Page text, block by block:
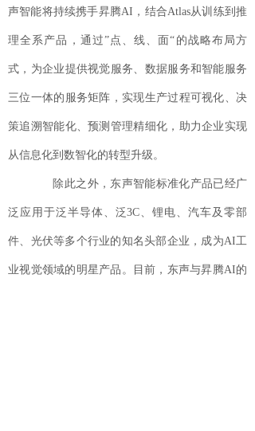
声智能将持续携手昇腾AI，结合Atlas从训练到推
理全系产品，通过”点、线、面“的战略布局方
式，为企业提供视觉服务、数据服务和智能服务
三位一体的服务矩阵，实现生产过程可视化、决
策追溯智能化、预测管理精细化，助力企业实现
从信息化到数智化的转型升级。
除此之外，东声智能标准化产品已经广
泛应用于泛半导体、泛3C、锂电、汽车及零部
件、光伏等多个行业的知名头部企业，成为AI工
业视觉领域的明星产品。目前，东声与昇腾AI的